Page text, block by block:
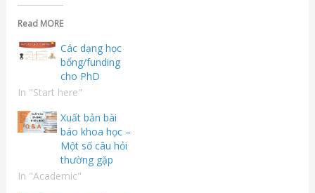
Read MORE
Các dạng học
bổng/funding
cho PhD
In "Start here"
Xuất bản bài
báo khoa học –
Một số câu hỏi
thường gặp
In "Academic"